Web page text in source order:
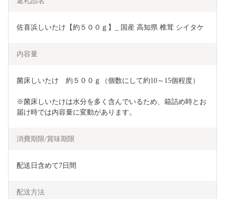
佐喜浜しいたけ【約５００ｇ】_ 国産 高知県 椎茸 シイタケ
内容量
菌床しいたけ　約５００ｇ（個数にして約10～15個程度）
※菌床しいたけは水分を多く含んでいるため、箱詰め時とお
届け時では内容量に変動があります。
消費期限/賞味期限
配送日含めて7日間
配送方法